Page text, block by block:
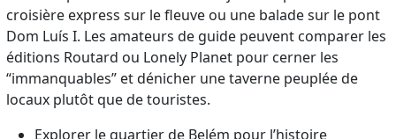
croisière express sur le fleuve ou une balade sur le pont
Dom Luís I. Les amateurs de guide peuvent comparer les
éditions Routard ou Lonely Planet pour cerner les
“immanquables” et dénicher une taverne peuplée de
locaux plutôt que de touristes.
Explorer le quartier de Belém pour l’histoire